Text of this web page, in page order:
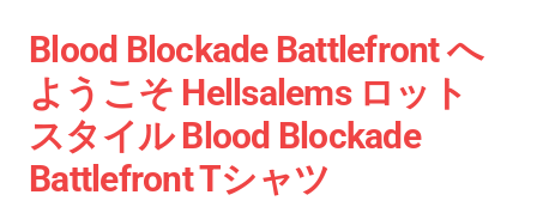
Blood Blockade Battlefront へ
ようこそ Hellsalems ロット
スタイル Blood Blockade
Battlefront Tシャツ